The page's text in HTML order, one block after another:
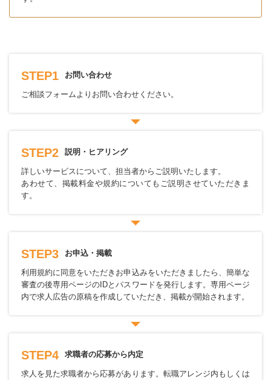
STEP1 お問い合わせ
ご相談フォームよりお問い合わせください。
STEP2 説明・ヒアリング
詳しいサービスについて、担当者からご説明いたします。
あわせて、掲載料金や規約についてもご説明させていただきま
す。
STEP3 お申込・掲載
利用規約に同意をいただきお申込みをいただきましたら、簡単な
審査の後専用ページのIDとパスワードを発行します。専用ページ
内で求人広告の原稿を作成していただき、掲載が開始されます。
STEP4 求職者の応募から内定
求人を見た求職者から応募があります。転職アレンジ内もしくは